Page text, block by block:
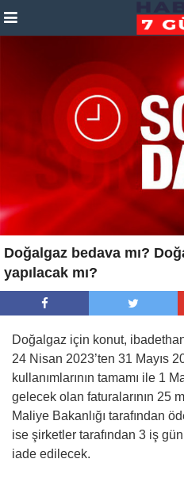
Doğalgaz bedava mı?
yapılacak mı?
Doğalgaz için konut,
24 Nisan 2023’ten 31 Mayıs
kullanımlarının tamamı ile 1
gelecek olan faturalarının 25
Maliye Bakanlığı tarafından
ise şirketler tarafından 3 iş
iade edilecek.